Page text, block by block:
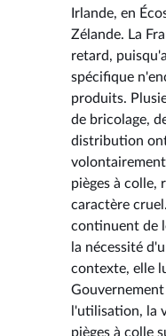
Irlande, en
Zélande. La
retard,
spécifique
produits.
de bricolage,
distribution
pièges à colle,
caractère
continuent de
la nécessité
contexte, elle
l'utilisation, la
pièges à colle